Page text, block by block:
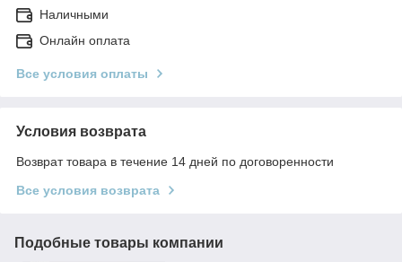
Наличными
Онлайн оплата
Все условия оплаты
Условия возврата
Возврат товара в течение 14 дней по договоренности
Все условия возврата
Подобные товары компании